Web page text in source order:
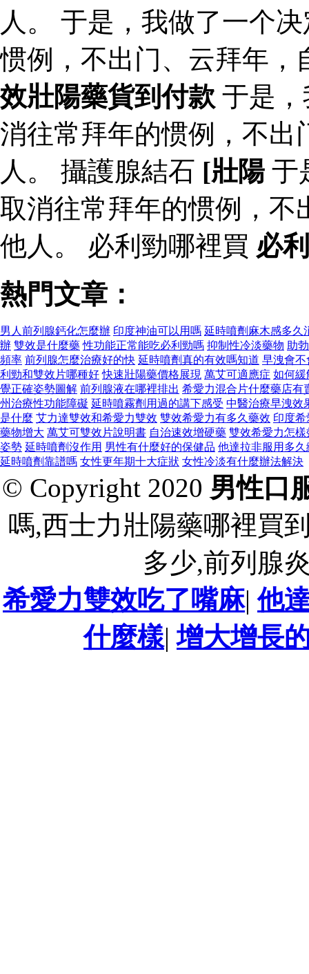
人。 于是，我做了一个
惯例，不出门、云拜年
效壯陽藥貨到付款 于是
消往常拜年的惯例，不出
人。 攝護腺結石 [壯陽 于
取消往常拜年的惯例，不
他人。 必利勁哪裡買 必
熱門文章：
男人前列腺鈣化怎麼辦 印度神油可以用嗎 延時噴劑麻木感多久
辦 雙效是什麼藥 性功能正常能吃必利勁嗎 抑制性冷淡藥物 助
頻率 前列腺怎麼治療好的快 延時噴劑真的有效嗎知道 早洩會不
利勁和雙效片哪種好 快速壯陽藥價格展現 萬艾可適應症 如何緩
覺正確姿勢圖解 前列腺液在哪裡排出 希愛力混合片什麼藥店有
州治療性功能障礙 延時噴霧劑用過的講下感受 中醫治療早洩效
是什麼 艾力達雙效和希愛力雙效 雙效希愛力有多久藥效 印度
藥物增大 萬艾可雙效片說明書 自治速效增硬藥 雙效希愛力怎樣
姿勢 延時噴劑沒作用 男性有什麼好的保健品 他達拉非服用多
延時噴劑靠譜嗎 女性更年期十大症狀 女性冷淡有什麼辦法解決
© Copyright 2020 男性口
嗎,西士力壯陽藥哪裡買
多少,前列腺
希愛力雙效吃了嘴麻|他
什麼樣|增大增長